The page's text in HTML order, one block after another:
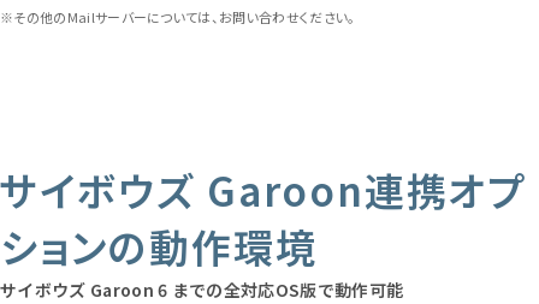
※その他のMailサーバーについては、お問い合わせください。
サイボウズ Garoon連携オプ
ションの動作環境
サイボウズ Garoon 6 までの全対応OS版で動作可能